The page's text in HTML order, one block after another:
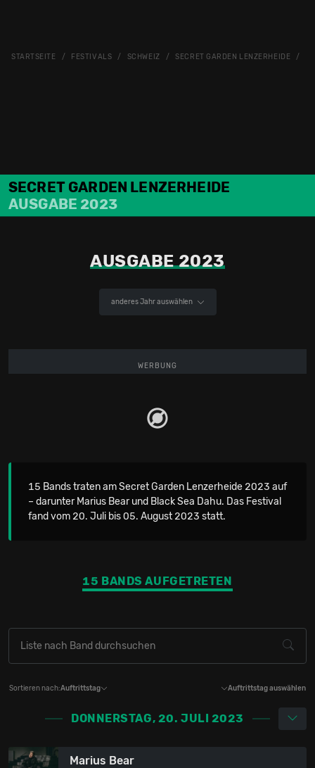
STARTSEITE FESTIVALS SCHWEIZ SECRET GARDEN LENZERHEIDE
SECRET GARDEN LENZERHEIDE
AUSGABE 2023
AUSGABE 2023
anderes Jahr auswählen
WERBUNG
15 Bands traten am Secret Garden Lenzerheide 2023 auf
– darunter Marius Bear und Black Sea Dahu. Das Festival
fand vom 20. Juli bis 05. August 2023 statt.
15 BANDS AUFGETRETEN
Sortieren nach:Auftrittstag Auftrittstag auswählen
DONNERSTAG, 20. JULI 2023
Marius Bear